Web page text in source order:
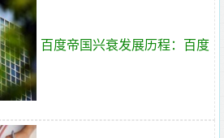
百度帝国兴衰发展历程：百度